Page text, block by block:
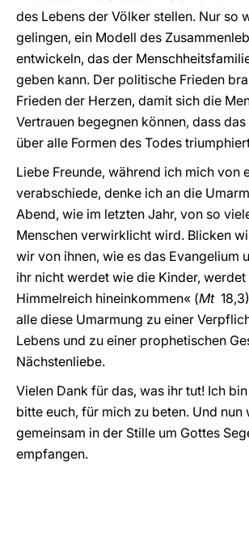
des Lebens der Völker stellen. Nur so
gelingen, ein Modell des
entwickeln, das der
geben kann. Der politische Frieden
Frieden der Herzen, damit sich die
Vertrauen begegnen können, dass
über alle Formen des Todes
Liebe Freunde, während ich mich von
verabschiede, denke ich an die
Abend, wie im letzten Jahr, von so
Menschen verwirklicht wird. Blicken
wir von ihnen, wie es das Evangelium
ihr nicht werdet wie die Kinder,
Himmelreich hineinkommen« (Mt
alle diese Umarmung zu einer
Lebens und zu einer prophetischen
Nächstenliebe.
Vielen Dank für das, was ihr tut! Ich
bitte euch, für mich zu beten. Und nun
gemeinsam in der Stille um Gottes
empfangen.